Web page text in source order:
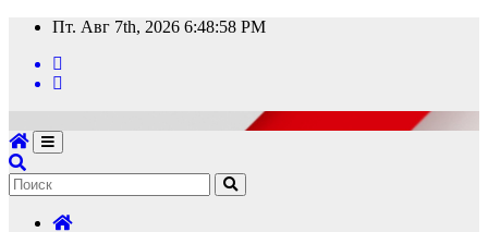
Перейти
содержимому
Пт. Авг 7th, 2026 6:48:58 PM